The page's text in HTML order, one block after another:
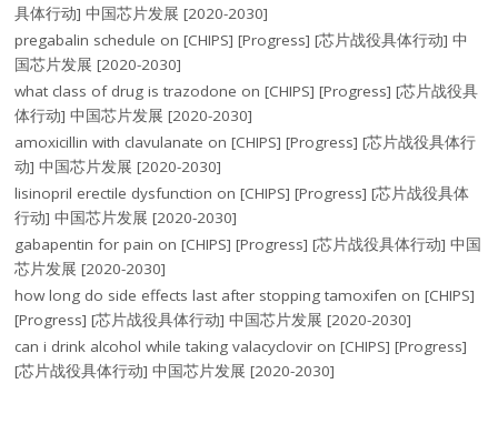
具体行动] 中国芯片发展 [2020-2030]
pregabalin schedule on[CHIPS] [Progress] [芯片战役具体行动] 中
国芯片发展 [2020-2030]
what class of drug is trazodone on[CHIPS] [Progress] [芯片战役具
体行动] 中国芯片发展 [2020-2030]
amoxicillin with clavulanate on[CHIPS] [Progress] [芯片战役具体行
动] 中国芯片发展 [2020-2030]
lisinopril erectile dysfunction on[CHIPS] [Progress] [芯片战役具体
行动] 中国芯片发展 [2020-2030]
gabapentin for pain on[CHIPS] [Progress] [芯片战役具体行动] 中国
芯片发展 [2020-2030]
how long do side effects last after stopping tamoxifen on[CHIPS]
[Progress] [芯片战役具体行动] 中国芯片发展 [2020-2030]
can i drink alcohol while taking valacyclovir on[CHIPS] [Progress]
[芯片战役具体行动] 中国芯片发展 [2020-2030]